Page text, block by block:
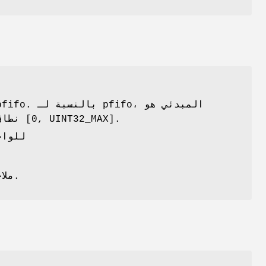
. نطاق هذه المعلمة هو [0, UINT32_MAX].
ملاحظة: تم أخذ رأس طبقة الارتباط في الاعتبار عند حساب طول الحزم.